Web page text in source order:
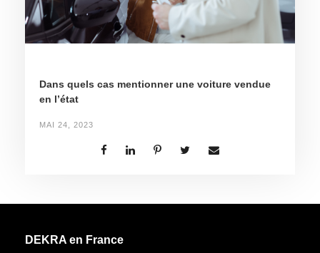
Dans quels cas mentionner une voiture vendue
en l’état
MAI 24, 2023
DEKRA en France